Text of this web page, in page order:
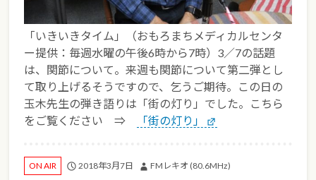
「いきいきタイム」（おもろまちメディカルセンタ
ー提供：毎週水曜の午後6時から7時）3／7の話題
は、関節について。来週も関節について第二弾とし
て取り上げるそうですので、乞うご期待。この日の
玉木先生の弾き語りは「街の灯り」でした。こちら
をご覧ください ⇒
「街の灯り」
ON AIR 2018年3月7日 FMレキオ (80.6MHz)